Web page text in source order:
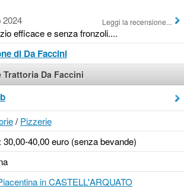
2024
efficace e senza fronzoli....
Leggi la recensione...
di Da Faccini
Da Faccini
/Pizzerie
40,00 euro (senza bevande)
in CASTELL'ARQUATO